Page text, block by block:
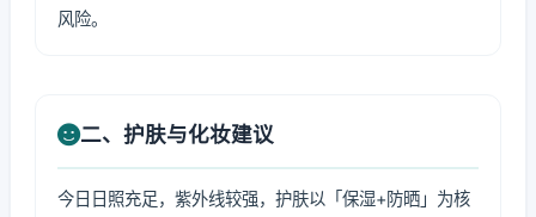
风险。
二、护肤与化妆建议
今日日照充足，紫外线较强，护肤以「保湿+防晒」为核